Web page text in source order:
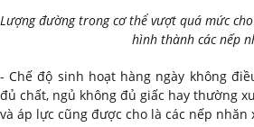
Lượng đường trong cơ thể vượt quá mức
hình thành các nếp
- Chế độ sinh hoạt hàng ngày không
đủ chất, ngủ không đủ giấc hay thường
và áp lực cũng được cho là các nếp